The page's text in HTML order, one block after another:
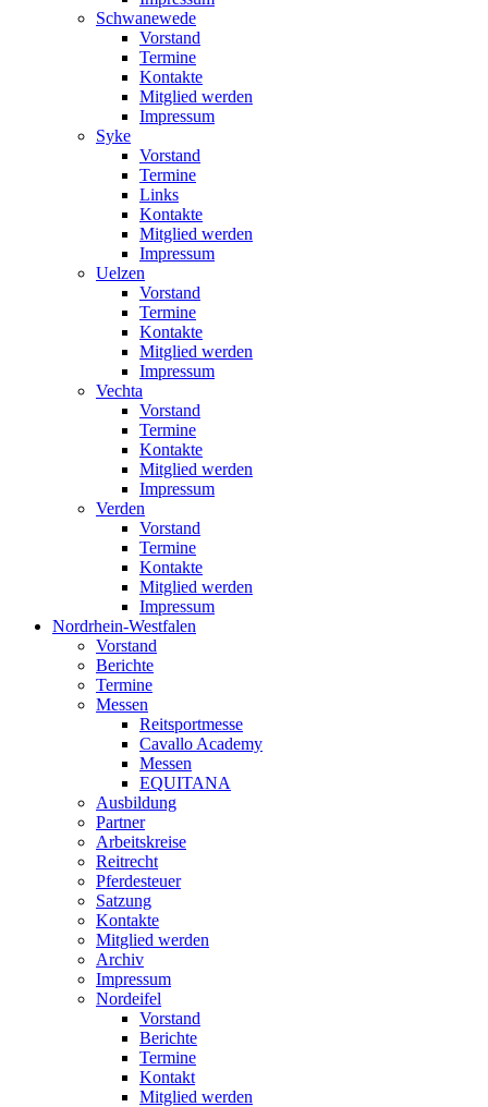
Schwanewede
Vorstand
Termine
Kontakte
Mitglied werden
Impressum
Syke
Vorstand
Termine
Links
Kontakte
Mitglied werden
Impressum
Uelzen
Vorstand
Termine
Kontakte
Mitglied werden
Impressum
Vechta
Vorstand
Termine
Kontakte
Mitglied werden
Impressum
Verden
Vorstand
Termine
Kontakte
Mitglied werden
Impressum
Nordrhein-Westfalen
Vorstand
Berichte
Termine
Messen
Reitsportmesse
Cavallo Academy
Messen
EQUITANA
Ausbildung
Partner
Arbeitskreise
Reitrecht
Pferdesteuer
Satzung
Kontakte
Mitglied werden
Archiv
Impressum
Nordeifel
Vorstand
Berichte
Termine
Kontakt
Mitglied werden